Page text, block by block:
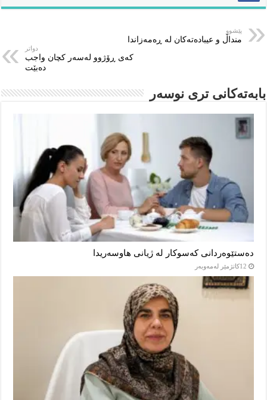
پێشوو
منداڵ و عیبادەتەکان لە ڕەمەزاندا
دواتر
كه‌ى ڕۆژوو له‌سه‌ر كچان واجب
ده‌بێت
بابەتەکانى ترى نوسەر
دەستێوەردانی کەسوکار لە ژیانی هاوسەریدا
12كاتژمێر لەمەوبەر